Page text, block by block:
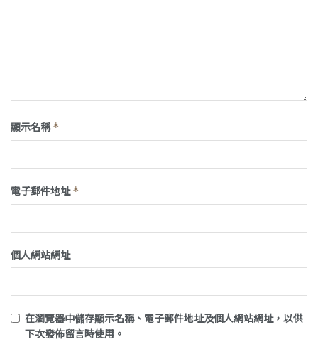
顯示名稱*
電子郵件地址*
個人網站網址
在瀏覽器中儲存顯示名稱、電子郵件地址及個人網站網址，以供
下次發佈留言時使用。